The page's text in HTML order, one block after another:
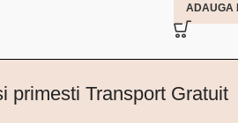
ADAUGA
primesti Transport Gratuit